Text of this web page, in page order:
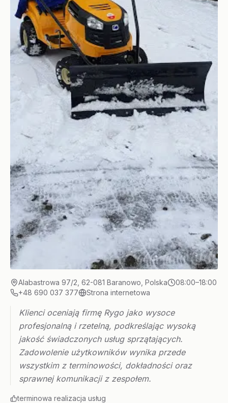
Alabastrowa 97/2, 62-081 Baranowo, Polska
08:00–18:00
+48 690 037 377
Strona internetowa
Klienci oceniają firmę Rygo jako wysoce
profesjonalną i rzetelną, podkreślając wysoką
jakość świadczonych usług sprzątających.
Zadowolenie użytkowników wynika przede
wszystkim z terminowości, dokładności oraz
sprawnej komunikacji z zespołem.
terminowa realizacja usług